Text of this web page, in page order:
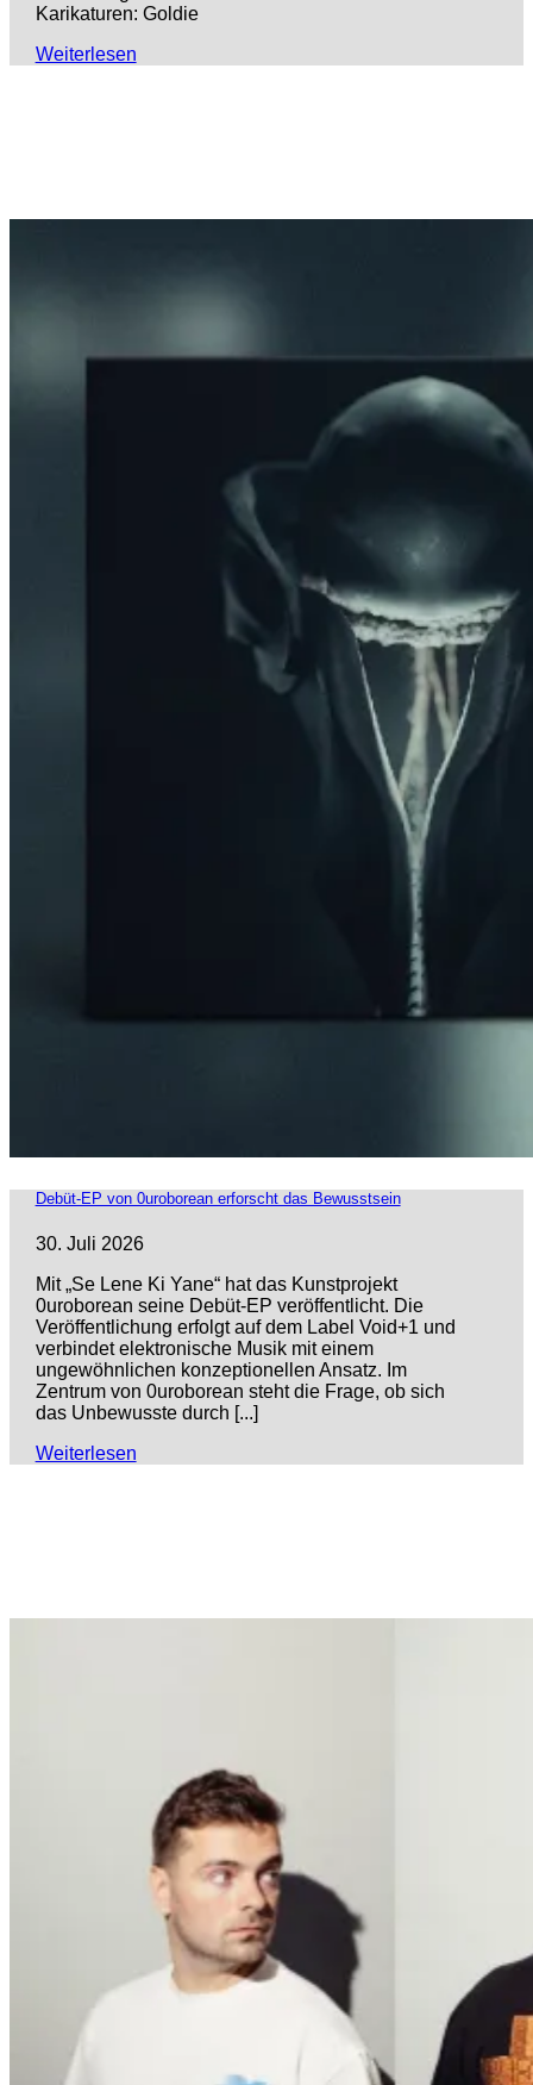
Karikaturen: Goldie
Weiterlesen
Debüt-EP von 0uroborean erforscht das Bewusstsein
30. Juli 2026
Mit „Se Lene Ki Yane“ hat das Kunstprojekt
0uroborean seine Debüt-EP veröffentlicht. Die
Veröffentlichung erfolgt auf dem Label Void+1 und
verbindet elektronische Musik mit einem
ungewöhnlichen konzeptionellen Ansatz. Im
Zentrum von 0uroborean steht die Frage, ob sich
das Unbewusste durch [...]
Weiterlesen